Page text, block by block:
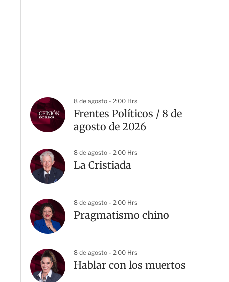
8 de agosto - 2:00 Hrs
Frentes Políticos / 8 de
agosto de 2026
8 de agosto - 2:00 Hrs
La Cristiada
8 de agosto - 2:00 Hrs
Pragmatismo chino
8 de agosto - 2:00 Hrs
Hablar con los muertos